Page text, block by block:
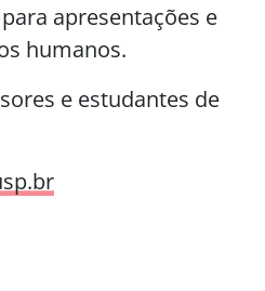
apresentações e
humanos.
e estudantes de